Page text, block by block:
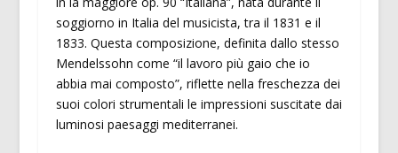
soggiorno in Italia del musicista, tra il 1831 e il
1833. Questa composizione, definita dallo stesso
Mendelssohn come “il lavoro più gaio che io
abbia mai composto”, riflette nella freschezza dei
suoi colori strumentali le impressioni suscitate dai
luminosi paesaggi mediterranei.